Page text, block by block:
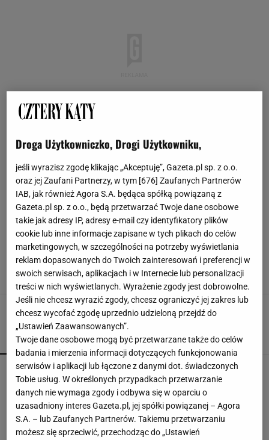
PREZENT NA ŚWIĘTA
Szukasz pomysłu na prezent na święta? W
Sinsay znajdziesz piękny kubek świąteczny za
grosze
KUBEK KUBEK ŚWIĄTECZNY PREZENT NA ŚWIĘTA SINSAY
POPULARNE NAJNOWSZE
Przenośne klimatyzatory i wentylatory najlepsze
na upały. Są tanie i ciche, dobre do sypialni
Te dywany są porządne jak za dawnych lato.
Piękne wzory, a ceny? Nawet mniej niż 50 zł
Droga Użytkowniczko, Drogi Użytkowniku,
jeśli wyrazisz zgodę klikając „Akceptuję”, Gazeta.pl sp. z o.o.
oraz jej Zaufani Partnerzy, w tym [676] Zaufanych Partnerów
IAB, jak również Agora S.A. będąca spółką powiązaną z
Gazeta.pl sp. z o.o., będą przetwarzać Twoje dane osobowe
takie jak adresy IP, adresy e-mail czy identyfikatory plików
cookie lub inne informacje zapisane w tych plikach do celów
marketingowych, w szczególności na potrzeby wyświetlania
reklam dopasowanych do Twoich zainteresowań i preferencji w
swoich serwisach, aplikacjach i w Internecie lub personalizacji
treści w nich wyświetlanych. Wyrażenie zgody jest dobrowolne.
Jeśli nie chcesz wyrazić zgody, chcesz ograniczyć jej zakres lub
chcesz wycofać zgodę uprzednio udzieloną przejdź do
„Ustawień Zaawansowanych”.
Twoje dane osobowe mogą być przetwarzane także do celów
badania i mierzenia informacji dotyczących funkcjonowania
serwisów i aplikacji lub łączone z danymi dot. świadczonych
Tobie usług. W określonych przypadkach przetwarzanie
danych nie wymaga zgody i odbywa się w oparciu o
uzasadniony interes Gazeta.pl, jej spółki powiązanej – Agora
S.A. – lub Zaufanych Partnerów. Takiemu przetwarzaniu
możesz się sprzeciwić, przechodząc do „Ustawień